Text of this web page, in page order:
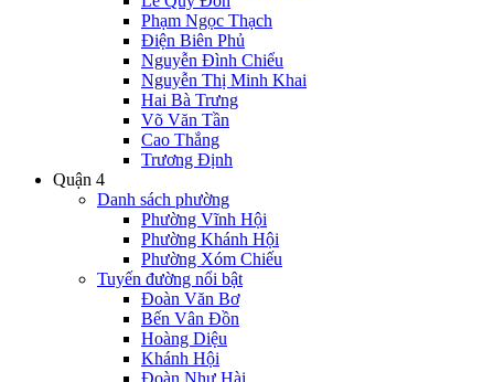
Phạm Ngọc Thạch
Điện Biên Phủ
Nguyễn Đình Chiểu
Nguyễn Thị Minh Khai
Hai Bà Trưng
Võ Văn Tần
Cao Thắng
Trương Định
Quận 4
Danh sách phường
Phường Vĩnh Hội
Phường Khánh Hội
Phường Xóm Chiếu
Tuyến đường nổi bật
Đoàn Văn Bơ
Bến Vân Đồn
Hoàng Diệu
Khánh Hội
Đoàn Như Hài